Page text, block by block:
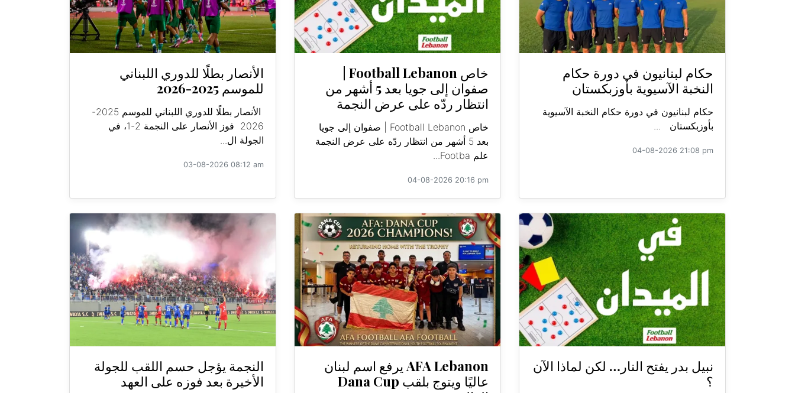
حكام لبنانيون في دورة حكام
النخبة الآسيوية بأوزبكستان
حكام لبنانيون في دورة حكام النخبة الآسيوية
بأوزبكستان ...
04-08-2026 21:08 pm
صفوان إلى جويا بعد 5 أشهر من
انتظار ردّه على عرض النجمة
خاص Football Lebanon | صفوان إلى جويا
بعد 5 أشهر من انتظار ردّه على عرض النجمة
علم Footba...
04-08-2026 20:16 pm
الأنصار بطلًا للدوري اللبناني
للموسم 2025-2026
الأنصار بطلًا للدوري اللبناني للموسم 2025-
2026 فوز الأنصار على النجمة 2-1، في
الجولة ال...
03-08-2026 08:12 am
نبيل بدر يفتح النار… لكن لماذا الآن
؟
AFA Lebanon يرفع اسم لبنان
عاليًا ويتوج بلقب Dana Cup
النجمة يؤجل حسم اللقب للجولة
الأخيرة بعد فوزه على العهد